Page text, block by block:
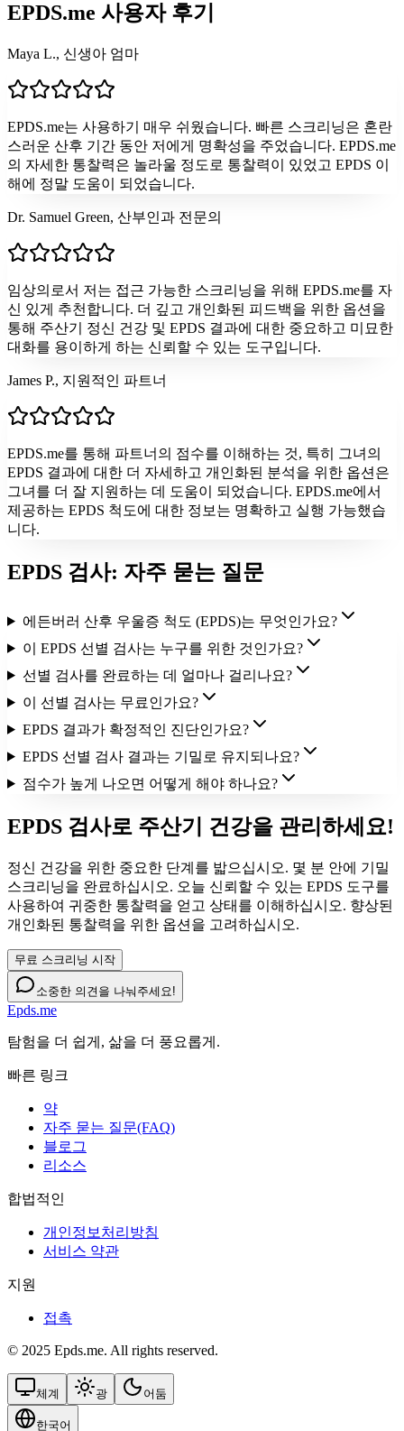
EPDS.me 사용자 후기
Maya L., 신생아 엄마
EPDS.me는 사용하기 매우 쉬웠습니다. 빠른 스크리닝은 혼란
스러운 산후 기간 동안 저에게 명확성을 주었습니다. EPDS.me
의 자세한 통찰력은 놀라울 정도로 통찰력이 있었고 EPDS 이
해에 정말 도움이 되었습니다.
Dr. Samuel Green, 산부인과 전문의
임상의로서 저는 접근 가능한 스크리닝을 위해 EPDS.me를 자
신 있게 추천합니다. 더 깊고 개인화된 피드백을 위한 옵션을
통해 주산기 정신 건강 및 EPDS 결과에 대한 중요하고 미묘한
대화를 용이하게 하는 신뢰할 수 있는 도구입니다.
James P., 지원적인 파트너
EPDS.me를 통해 파트너의 점수를 이해하는 것, 특히 그녀의
EPDS 결과에 대한 더 자세하고 개인화된 분석을 위한 옵션은
그녀를 더 잘 지원하는 데 도움이 되었습니다. EPDS.me에서
제공하는 EPDS 척도에 대한 정보는 명확하고 실행 가능했습
니다.
EPDS 검사: 자주 묻는 질문
에든버러 산후 우울증 척도 (EPDS)는 무엇인가요?
이 EPDS 선별 검사는 누구를 위한 것인가요?
선별 검사를 완료하는 데 얼마나 걸리나요?
이 선별 검사는 무료인가요?
EPDS 결과가 확정적인 진단인가요?
EPDS 선별 검사 결과는 기밀로 유지되나요?
점수가 높게 나오면 어떻게 해야 하나요?
EPDS 검사로 주산기 건강을 관리하세요!
정신 건강을 위한 중요한 단계를 밟으십시오. 몇 분 안에 기밀
스크리닝을 완료하십시오. 오늘 신뢰할 수 있는 EPDS 도구를
사용하여 귀중한 통찰력을 얻고 상태를 이해하십시오. 향상된
개인화된 통찰력을 위한 옵션을 고려하십시오.
무료 스크리닝 시작
소중한 의견을 나눠주세요!
Epds.me
탐험을 더 쉽게, 삶을 더 풍요롭게.
빠른 링크
약
자주 묻는 질문(FAQ)
블로그
리소스
합법적인
개인정보처리방침
서비스 약관
지원
접촉
© 2025 Epds.me. All rights reserved.
체계 광 어둠
한국어